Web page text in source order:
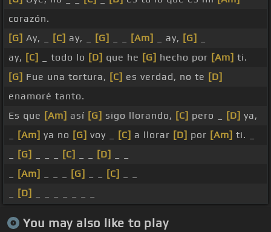
corazón.
[G] Ay, _ [C] ay, _ [G] [Am] _ ay, [G]
ay, [C] _ todo lo [D] que he [G] hecho por [Am] ti.
[G] Fue una tortura, [C] es verdad, no te [D]
enamoré tanto.
Es que [Am] así [G] sigo llorando, [C] pero _ [D] ya,
[Am] ya no [G] voy _ [C] a llorar [D] por [Am] ti. _
[G] [C] [D]
[Am] [G] [C]
[D]
You may also like to play